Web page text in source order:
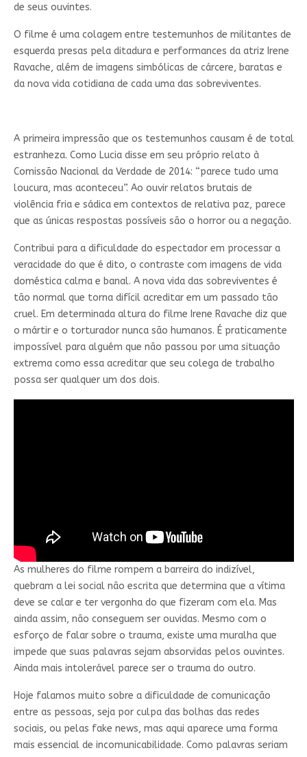
de seus ouvintes.
O filme é uma colagem entre testemunhos de militantes de
esquerda presas pela ditadura e performances da atriz Irene
Ravache, além de imagens simbólicas de cárcere, baratas e
da nova vida cotidiana de cada uma das sobreviventes.
A primeira impressão que os testemunhos causam é de total
estranheza. Como Lucia disse em seu próprio relato à
Comissão Nacional da Verdade de 2014: “parece tudo uma
loucura, mas aconteceu”. Ao ouvir relatos brutais de
violência fria e sádica em contextos de relativa paz, parece
que as únicas respostas possíveis são o horror ou a negação.
Contribui para a dificuldade do espectador em processar a
veracidade do que é dito, o contraste com imagens de vida
doméstica calma e banal. A nova vida das sobreviventes é
tão normal que torna difícil acreditar em um passado tão
cruel. Em determinada altura do filme Irene Ravache diz que
o mártir e o torturador nunca são humanos. É praticamente
impossível para alguém que não passou por uma situação
extrema como essa acreditar que seu colega de trabalho
possa ser qualquer um dos dois.
As mulheres do filme rompem a barreira do indizível,
quebram a lei social não escrita que determina que a vítima
deve se calar e ter vergonha do que fizeram com ela. Mas
ainda assim, não conseguem ser ouvidas. Mesmo com o
esforço de falar sobre o trauma, existe uma muralha que
impede que suas palavras sejam absorvidas pelos ouvintes.
Ainda mais intolerável parece ser o trauma do outro.
Hoje falamos muito sobre a dificuldade de comunicação
entre as pessoas, seja por culpa das bolhas das redes
sociais, ou pelas fake news, mas aqui aparece uma forma
mais essencial de incomunicabilidade. Como palavras seriam